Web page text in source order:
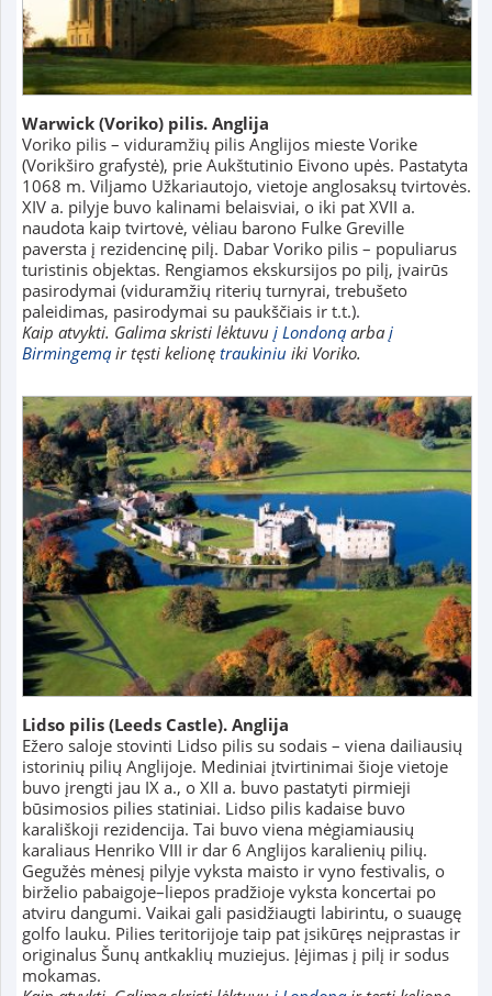
Warwick (Voriko) pilis. Anglija
Voriko pilis – viduramžių pilis Anglijos mieste Vorike
(Vorikširo grafystė), prie Aukštutinio Eivono upės. Pastatyta
1068 m. Viljamo Užkariautojo, vietoje anglosaksų tvirtovės.
XIV a. pilyje buvo kalinami belaisviai, o iki pat XVII a.
naudota kaip tvirtovė, vėliau barono Fulke Greville
paversta į rezidencinę pilį. Dabar Voriko pilis – populiarus
turistinis objektas. Rengiamos ekskursijos po pilį, įvairūs
pasirodymai (viduramžių riterių turnyrai, trebušeto
paleidimas, pasirodymai su paukščiais ir t.t.).
Kaip atvykti. Galima skristi lėktuvu į Londonąarba į
Birmingemąir tęsti kelionę traukiniu iki Voriko.
Lidso pilis (Leeds Castle). Anglija
Ežero saloje stovinti Lidso pilis su sodais – viena dailiausių
istorinių pilių Anglijoje. Mediniai įtvirtinimai šioje vietoje
buvo įrengti jau IX a., o XII a. buvo pastatyti pirmieji
būsimosios pilies statiniai. Lidso pilis kadaise buvo
karališkoji rezidencija. Tai buvo viena mėgiamiausių
karaliaus Henriko VIII ir dar 6 Anglijos karalienių pilių.
Gegužės mėnesį pilyje vyksta maisto ir vyno festivalis, o
birželio pabaigoje–liepos pradžioje vyksta koncertai po
atviru dangumi. Vaikai gali pasidžiaugti labirintu, o suaugę
golfo lauku. Pilies teritorijoje taip pat įsikūręs neįprastas ir
originalus Šunų antkaklių muziejus. Įėjimas į pilį ir sodus
mokamas.